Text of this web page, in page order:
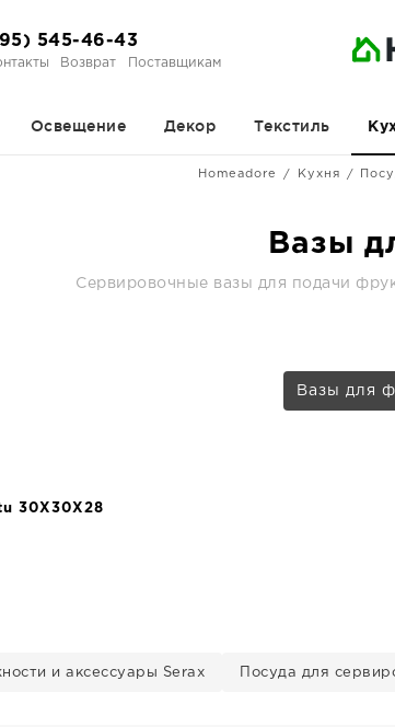
545-46-43
Возврат Поставщикам
Освещение Декор Текстиль
Homeadore Кухня
Вазы
Сервировочные вазы для подачи
Вазы для
30X30X28
и аксессуары Serax Посуда для